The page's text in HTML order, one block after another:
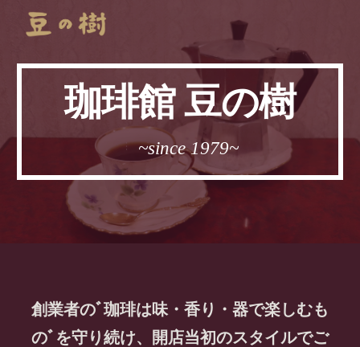
Skip to main content Skip to navigation
珈琲館 豆の樹
~since 1979~
創業者のﾞ珈琲は味・香り・器で楽しむも
のﾞを守り続け、開店当初のスタイルでご